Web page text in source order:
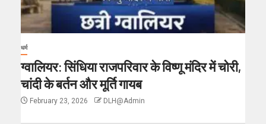
धर्म
ग्वालियर: सिंधिया राजपरिवार के विष्णू मंदिर में चोरी,
चांदी के बर्तन और मूर्ति गायब
February 23, 2026 DLH@Admin